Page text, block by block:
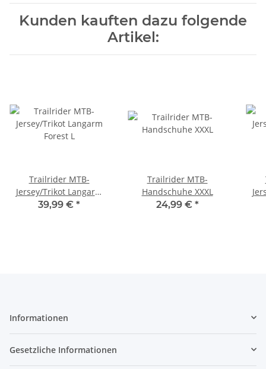
Kunden kauften dazu folgende
Artikel:
Trailrider MTB-
Jersey/Trikot Langarm
Forest L
39,99 € *
Trailrider MTB-
Handschuhe XXXL
24,99 € *
Informationen
Gesetzliche Informationen